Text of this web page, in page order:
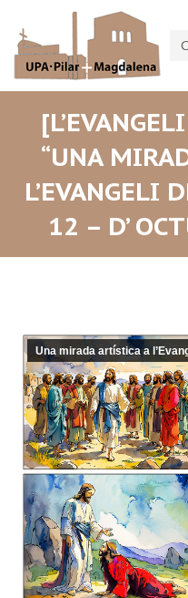
“UNA
L’EVANGELI
12 – D’
Una mirada artística a